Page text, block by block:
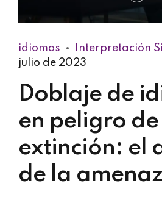
idiomas Interpretación
julio de 2023
Doblaje de
en peligro de
extinción: el
de la